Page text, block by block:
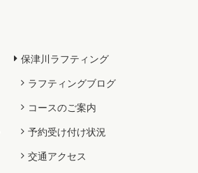
保津川ラフティング
ラフティングブログ
コースのご案内
予約受け付け状況
交通アクセス